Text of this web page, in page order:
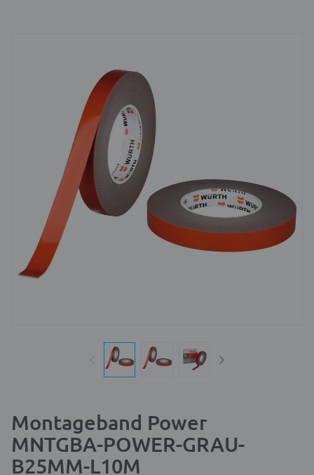
Montageband Power
MNTGBA-POWER-GRAU-
B25MM-L10M